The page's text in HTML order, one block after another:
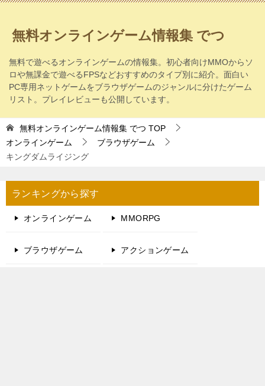
無料オンラインゲーム情報集 でつ
無料で遊べるオンラインゲームの情報集。初心者向けMMOからソ
ロや無課金で遊べるFPSなどおすすめのタイプ別に紹介。面白い
PC専用ネットゲームをブラウザゲームのジャンルに分けたゲーム
リスト。プレイレビューも公開しています。
無料オンラインゲーム情報集 でつ TOP
オンラインゲーム
ブラウザゲーム
キングダムライジング
ランキングから探す
オンラインゲーム MMORPG
ブラウザゲーム アクションゲーム